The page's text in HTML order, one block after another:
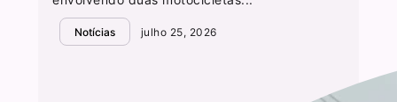
Notícias julho 25, 2026